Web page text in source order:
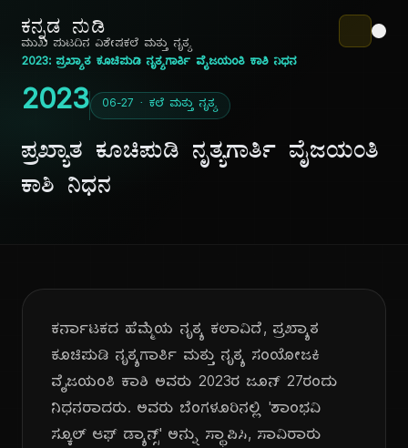
ಕನ್ನಡ ನುಡಿ
ಮುಖ ಪುಟದಿನ ವಿಶೇಷಕಲೆ ಮತ್ತು ನೃತ್ಯ
2023: ಪ್ರಖ್ಯಾತ ಕೂಚಿಪುಡಿ ನೃತ್ಯಗಾರ್ತಿ ವೈಜಯಂತಿ ಕಾಶಿ ನಿಧನ
2023 06-27 · ಕಲೆ ಮತ್ತು ನೃತ್ಯ
ಪ್ರಖ್ಯಾತ ಕೂಚಿಪುಡಿ ನೃತ್ಯಗಾರ್ತಿ ವೈಜಯಂತಿ
ಕಾಶಿ ನಿಧನ
ಕರ್ನಾಟಕದ ಹೆಮ್ಮೆಯ ನೃತ್ಯ ಕಲಾವಿದೆ, ಪ್ರಖ್ಯಾತ
ಕೂಚಿಪುಡಿ ನೃತ್ಯಗಾರ್ತಿ ಮತ್ತು ನೃತ್ಯ ಸಂಯೋಜಕಿ
ವೈಜಯಂತಿ ಕಾಶಿ ಅವರು 2023ರ ಜೂನ್ 27ರಂದು
ನಿಧನರಾದರು. ಅವರು ಬೆಂಗಳೂರಿನಲ್ಲಿ 'ಶಾಂಭವಿ
ಸ್ಕೂಲ್ ಆಫ್ ಡ್ಯಾನ್ಸ್' ಅನ್ನು ಸ್ಥಾಪಿಸಿ, ಸಾವಿರಾರು